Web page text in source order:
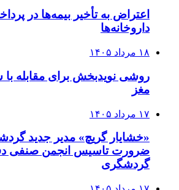
اعتراض به تأخیر بیمه‌ها در
داروخانه‌ها
۱۸ مرداد ۱۴۰۵
روشی نویدبخش برای مقابله
مغز
۱۷ مرداد ۱۴۰۵
«خشایار گریچ» مدیر جدید
ضرورت تاسیس انجمن صنفی
گردشگری